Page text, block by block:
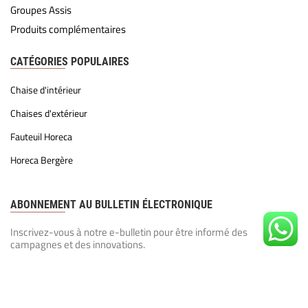
Groupes Assis
Produits complémentaires
CATÉGORIES POPULAIRES
Chaise d'intérieur
Chaises d'extérieur
Fauteuil Horeca
Horeca Bergère
ABONNEMENT AU BULLETIN ÉLECTRONIQUE
Inscrivez-vous à notre e-bulletin pour être informé des
campagnes et des innovations.